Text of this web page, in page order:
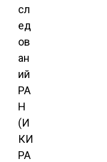
сл
ед
ов
ан
ий
РА
Н
(И
КИ
РА